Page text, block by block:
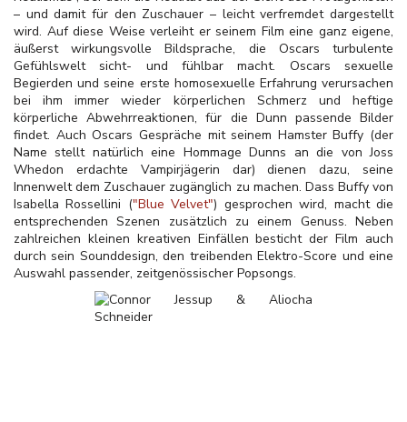
– und damit für den Zuschauer – leicht verfremdet dargestellt
wird. Auf diese Weise verleiht er seinem Film eine ganz eigene,
äußerst wirkungsvolle Bildsprache, die Oscars turbulente
Gefühlswelt sicht- und fühlbar macht. Oscars sexuelle
Begierden und seine erste homosexuelle Erfahrung verursachen
bei ihm immer wieder körperlichen Schmerz und heftige
körperliche Abwehrreaktionen, für die Dunn passende Bilder
findet. Auch Oscars Gespräche mit seinem Hamster Buffy (der
Name stellt natürlich eine Hommage Dunns an die von Joss
Whedon erdachte Vampirjägerin dar) dienen dazu, seine
Innenwelt dem Zuschauer zugänglich zu machen. Dass Buffy von
Isabella Rossellini ("Blue Velvet") gesprochen wird, macht die
entsprechenden Szenen zusätzlich zu einem Genuss. Neben
zahlreichen kleinen kreativen Einfällen besticht der Film auch
durch sein Sounddesign, den treibenden Elektro-Score und eine
Auswahl passender, zeitgenössischer Popsongs.